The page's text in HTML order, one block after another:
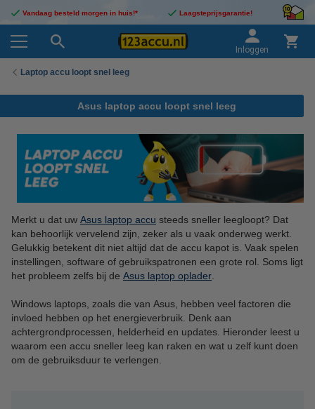
Vandaag besteld morgen in huis!* Laagsteprijsgarantie!
Inloggen
Laptop accu loopt snel leeg
Asus laptop accu loopt snel leeg
Merkt u dat uw Asus laptop accu steeds sneller leegloopt? Dat
kan behoorlijk vervelend zijn, zeker als u vaak onderweg werkt.
Gelukkig betekent dit niet altijd dat de accu kapot is. Vaak spelen
instellingen, software of gebruikspatronen een grote rol. Soms ligt
het probleem zelfs bij de Asus laptop oplader
Windows laptops, zoals die van Asus, hebben veel factoren die
invloed hebben op het energieverbruik. Denk aan
achtergrondprocessen, helderheid en updates. Hieronder leest u
waarom een accu sneller leeg kan raken en wat u zelf kunt doen
om de gebruiksduur te verlengen.